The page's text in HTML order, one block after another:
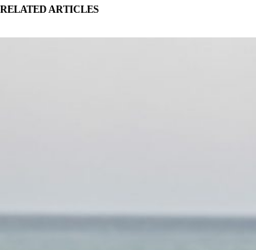
RELATED ARTICLES